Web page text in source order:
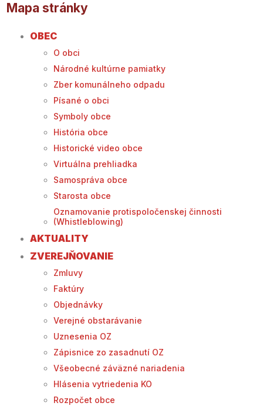
Mapa stránky
OBEC
O obci
Národné kultúrne pamiatky
Zber komunálneho odpadu
Písané o obci
Symboly obce
História obce
Historické video obce
Virtuálna prehliadka
Samospráva obce
Starosta obce
Oznamovanie protispoločenskej činnosti
(Whistleblowing)
AKTUALITY
ZVEREJŇOVANIE
Zmluvy
Faktúry
Objednávky
Verejné obstarávanie
Uznesenia OZ
Zápisnice zo zasadnutí OZ
Všeobecné záväzné nariadenia
Hlásenia vytriedenia KO
Rozpočet obce